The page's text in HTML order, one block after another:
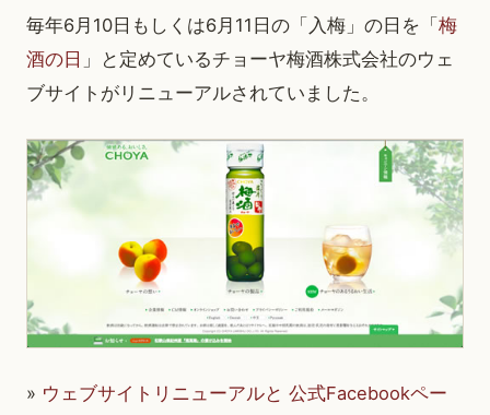
毎年6月10日もしくは6月11日の「入梅」の日を「 梅
酒の日 」と定めているチョーヤ梅酒株式会社のウェ
ブサイトがリニューアルされていました。
» ウェブサイトリニューアルと 公式Facebookペー